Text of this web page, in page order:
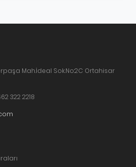
Mah.İdeal Sok.No:2C Ortahisar
322 2218